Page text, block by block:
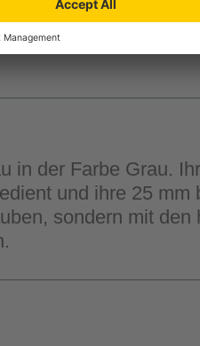
Filiale auswählen
in der Farbe Grau.
und ihre 25
sondern mit